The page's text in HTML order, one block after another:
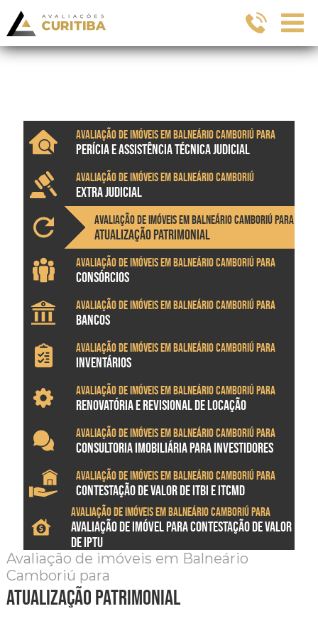
Avaliação de imóveis em Balneário Camboriú para
PERÍCIA E ASSISTÊNCIA TÉCNICA JUDICIAL
Avaliação de imóveis em Balneário Camboriú
EXTRA JUDICIAL
Avaliação de imóveis em Balneário Camboriú para
ATUALIZAÇÃO PATRIMONIAL
Avaliação de imóveis em Balneário Camboriú para
CONSÓRCIOS
Avaliação de imóveis em Balneário Camboriú para
BANCOS
Avaliação de imóveis em Balneário Camboriú para
INVENTÁRIOS
Avaliação de imóveis em Balneário Camboriú para
RENOVATÓRIA E REVISIONAL DE LOCAÇÃO
Avaliação de imóveis em Balneário Camboriú para
CONSULTORIA IMOBILIÁRIA PARA INVESTIDORES
Avaliação de imóveis em Balneário Camboriú para
CONTESTAÇÃO DE VALOR DE ITBI E ITCMD
Avaliação de imóveis em Balneário Camboriú para
AVALIAÇÃO DE IMÓVEL PARA CONTESTAÇÃO DE VALOR
DE IPTU
Avaliação de imóveis em Balneário
Camboriú para
atualização patrimonial